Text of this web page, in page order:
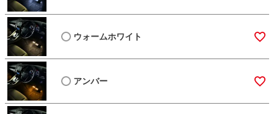
ウォームホワイト
アンバー